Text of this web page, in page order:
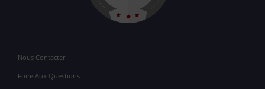
Nous Contacter
Foire Aux Questions